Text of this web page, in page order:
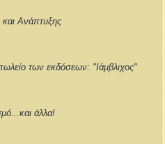
Ανάπτυξης
των εκδόσεων: "Ιάμβλιχος"
άλλα!